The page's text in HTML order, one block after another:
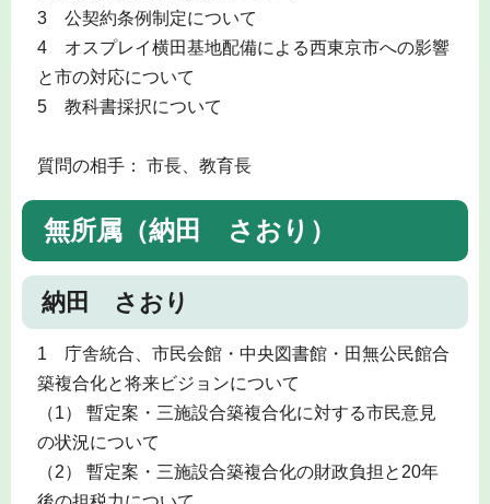
3 公契約条例制定について
4 オスプレイ横田基地配備による西東京市への影響
と市の対応について
5 教科書採択について
質問の相手： 市長、教育長
無所属（納田 さおり）
納田 さおり
1 庁舎統合、市民会館・中央図書館・田無公民館合
築複合化と将来ビジョンについて
（1） 暫定案・三施設合築複合化に対する市民意見
の状況について
（2） 暫定案・三施設合築複合化の財政負担と20年